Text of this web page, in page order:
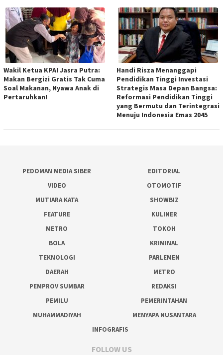
Wakil Ketua KPAI Jasra Putra:
Makan Bergizi Gratis Tak Cuma
Soal Makanan, Nyawa Anak di
Pertaruhkan!
Handi Risza Menanggapi
Pendidikan Tinggi Investasi
Strategis Masa Depan Bangsa:
Reformasi Pendidikan Tinggi
yang Bermutu dan Terintegrasi
Menuju Indonesia Emas 2045
PEDOMAN MEDIA SIBER
EDITORIAL
VIDEO
OTOMOTIF
MUTIARA KATA
SHOWBIZ
FEATURE
KULINER
METRO
TOKOH
BOLA
KRIMINAL
TEKNOLOGI
PARLEMEN
DAERAH
METRO
PEMPROV SUMBAR
REDAKSI
PEMILU
PEMERINTAHAN
MUHAMMADIYAH
MENYAPA NUSANTARA
INFOGRAFIS
FOLLOW US